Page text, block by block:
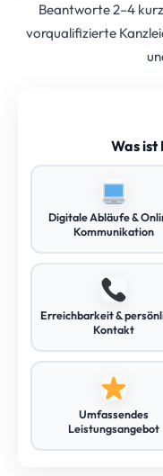
Beantworte 2–4
vorqualifizierte
Was ist
Digitale Abläufe &
Kommunikation
Erreichbarkeit &
Kontakt
Umfassendes
Leistungsangebot